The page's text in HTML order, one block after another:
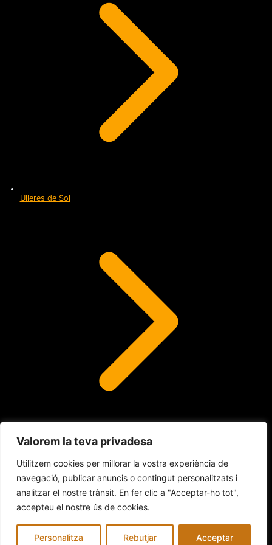
Valorem la teva privadesa
Utilitzem cookies per millorar la vostra experiència de
navegació, publicar anuncis o contingut personalitzats i
analitzar el nostre trànsit. En fer clic a "Acceptar-ho tot",
accepteu el nostre ús de cookies.
Personalitza Rebutjar Acceptar
Ulleres de Sol
Lents de contacte
© 2026 INDALO ÓPTICA